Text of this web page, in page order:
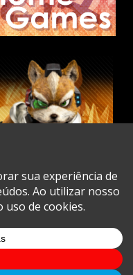
SpotifyCookie
Policy